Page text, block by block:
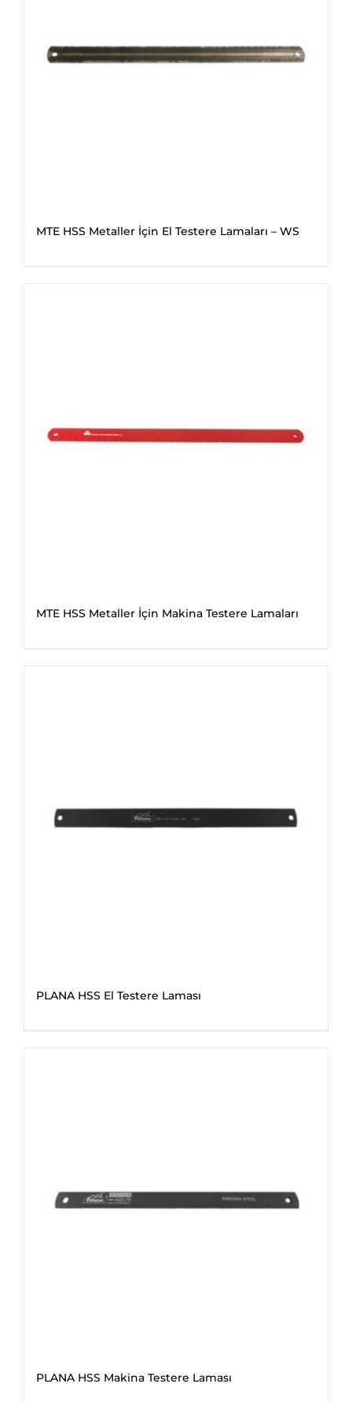
MTE HSS Metaller İçin El Testere Lamaları – WS
MTE HSS Metaller İçin Makina Testere Lamaları
PLANA HSS El Testere Laması
PLANA HSS Makina Testere Laması